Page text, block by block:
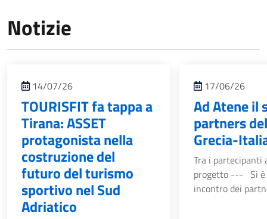
Notizie
14/07/26
TOURISFIT fa tappa a
Tirana: ASSET
protagonista nella
costruzione del
futuro del turismo
sportivo nel Sud
Adriatico
17/06/26
Ad Atene il
partners
Grecia-
Tra i partecipanti
progetto --- Si è
incontro dei